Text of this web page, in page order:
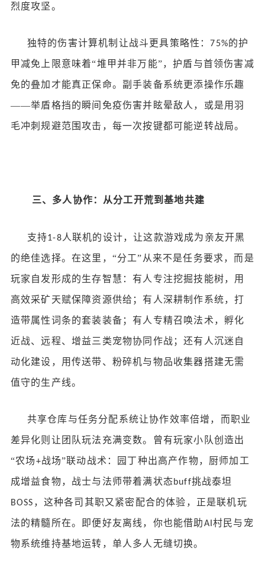
烈度攻坚。
独特的伤害计算机制让战斗更具策略性：75%的护
甲减免上限意味着“堆甲并非万能”，护盾与首领伤害减
免的叠加才能真正保命。副手装备系统更添操作乐趣
——举盾格挡的瞬间免疫伤害并眩晕敌人，或是用羽
毛冲刺规避范围攻击，每一次按键都可能逆转战局。
三、多人协作：从分工开荒到基地共建
支持1-8人联机的设计，让这款游戏成为亲友开黑
的绝佳选择。在这里，“分工”从来不是任务要求，而是
玩家自发形成的生存智慧：有人专注挖掘技能树，用
高效采矿天赋保障资源供给；有人深耕制作系统，打
造带属性词条的套装装备；有人专精召唤法术，孵化
近战、远程、增益三类宠物协同作战；还有人沉迷自
动化建设，用传送带、粉碎机与物品收集器搭建无需
值守的生产线。
共享仓库与任务分配系统让协作效率倍增，而职业
差异化则让团队玩法充满变数。曾有玩家小队创造出
“农场+战场”联动战术：园丁种出高产作物，厨师加工
成增益食物，战士与法师带着满状态buff挑战泰坦
BOSS ，这种各司其职又紧密配合的体验，正是联机玩
法的精髓所在。即便好友离线，你也能借助AI 村民与宠
物系统维持基地运转，单人多人无缝切换。